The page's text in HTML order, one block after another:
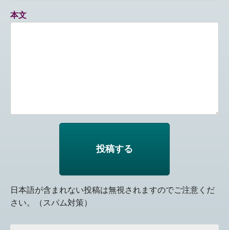
本文
日本語が含まれない投稿は無視されますのでご注意くだ
さい。（スパム対策）